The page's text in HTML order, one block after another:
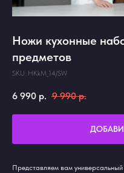
Ножи кухонные
предметов
SKU: HKkM_14/SW
6 990 р. 9 990 р.
Представляем вам